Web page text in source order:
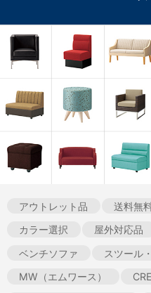
アウトレット品 送料無
カラー選択
屋外対応品
ベンチソファ
スツール
MW（エムワース）